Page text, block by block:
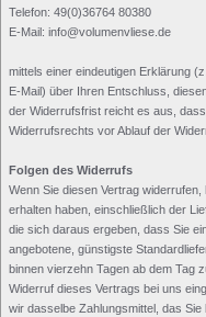
Telefon: 49(0)36764 80380
E-Mail: info@volumenvliese.de
mittels einer eindeutigen Erklärung
E-Mail) über Ihren Entschluss,
der Widerrufsfrist reicht es aus,
Widerrufsrechts vor Ablauf der
Folgen des Widerrufs
Wenn Sie diesen Vertrag
erhalten haben, einschließlich der
die sich daraus ergeben, dass Sie
angebotene, günstigste
binnen vierzehn Tagen ab dem Tag
Widerruf dieses Vertrags bei uns
wir dasselbe Zahlungsmittel, das